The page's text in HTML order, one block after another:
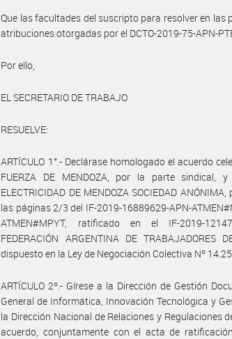
Que las facultades del suscripto para resolver en las
atribuciones otorgadas por el DCTO-2019-75-APN-
Por ello,
EL SECRETARIO DE TRABAJO
RESUELVE:
ARTÍCULO 1°.- Declárase homologado el acuerdo
FUERZA DE MENDOZA, por la parte sindical, y
ELECTRICIDAD DE MENDOZA SOCIEDAD
las páginas 2/3 del IF-2019-16889629-APN-
ATMEN#MPYT, ratificado en el IF-2019-
FEDERACIÓN ARGENTINA DE
dispuesto en la Ley de Negociación Colectiva Nº
ARTÍCULO 2º.- Gírese a la Dirección de Gestión
General de Informática, Innovación Tecnológica y
la Dirección Nacional de Relaciones y Regulaciones
acuerdo, conjuntamente con el acta de